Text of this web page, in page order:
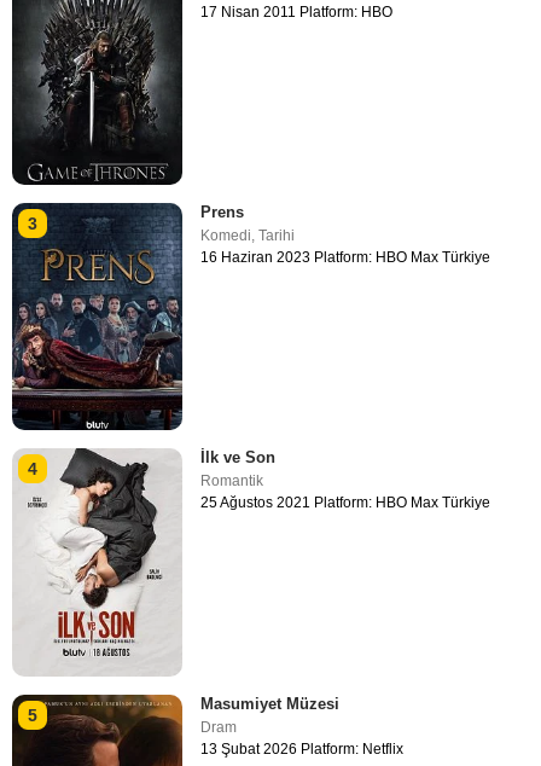
17 Nisan 2011 Platform: HBO
3
Prens
Komedi,Tarihi
16 Haziran 2023 Platform: HBO Max Türkiye
4
İlk ve Son
Romantik
25 Ağustos 2021 Platform: HBO Max Türkiye
5
Masumiyet Müzesi
Dram
13 Şubat 2026 Platform: Netflix